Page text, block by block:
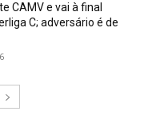
CAMV e vai à final
C; adversário é de